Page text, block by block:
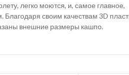
легко моются, и, самое главное,
своим качествам 3D
внешние размеры кашпо.